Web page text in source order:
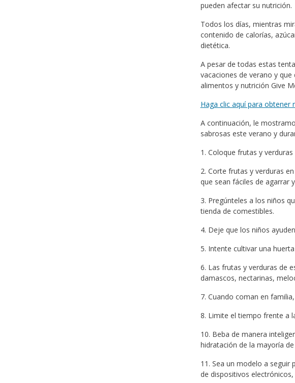
pueden afectar su nutrición.
Todos los días, mientras
contenido de calorías,
dietética.
A pesar de todas estas
vacaciones de verano y
alimentos y nutrición Give
Haga clic aquí para obtener
A continuación, le
sabrosas este verano y
1. Coloque frutas y
2. Corte frutas y verduras
que sean fáciles de agarrar
3. Pregúnteles a los niños
tienda de comestibles.
4. Deje que los niños
5. Intente cultivar una
6. Las frutas y verduras de
damascos, nectarinas,
7. Cuando coman en
8. Limite el tiempo frente a
10. Beba de manera
hidratación de la mayoría
11. Sea un modelo a seguir
de dispositivos